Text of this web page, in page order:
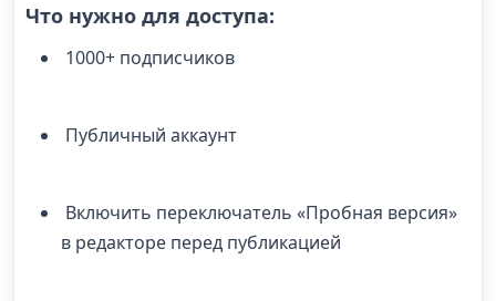
Что нужно для доступа:
1000+ подписчиков
Публичный аккаунт
Включить переключатель «Пробная версия»
в редакторе перед публикацией